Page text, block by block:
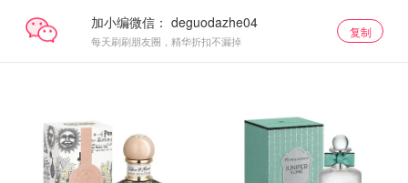
加小编微信：
每天刷刷朋友圈，精华折扣不漏掉
复制